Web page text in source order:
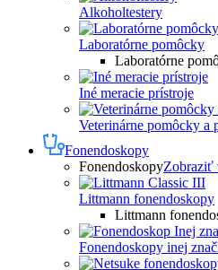
Alkoholtestery
Laboratórne pomôcky
Laboratórne
Iné meracie prístroje
Veterinárne pomôcky a
Fonendoskopy
FonendoskopyZobraziť
Littmann fonendoskopy
Littmann
Fonendoskopy inej